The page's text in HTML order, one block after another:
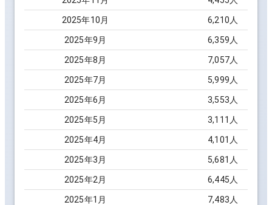
2025年10 月 6,210 人
2025年9 月 6,359 人
2025年8 月 7,057人
2025年7月 5,999 人
2025年6 月 3,553 人
2025年5 月 3,111 人
2025年4月 4,101 人
2025年3 月 5,681 人
2025年2 月 6,445 人
2025年1 月 7,483 人